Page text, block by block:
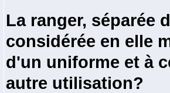
La ranger, séparée
considérée en elle
d'un uniforme et à
autre utilisation?